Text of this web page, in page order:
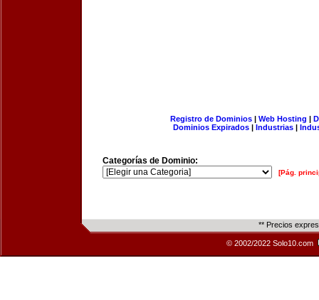
Registro de Dominios| Web Hosting |
Dominios Expirados | Industrias |
Categorías de Dominio:
[Pág.
** Precios
© 2002/2022 Solo10.com